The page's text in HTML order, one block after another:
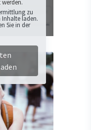
zu
laden.
Sie in der